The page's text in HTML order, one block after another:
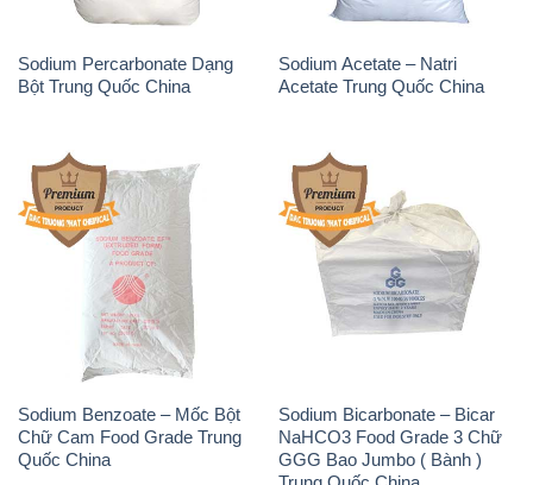
Sodium Benzoate – Mốc Bột
Chữ Cam Food Grade Trung
Quốc China
Sodium Bicarbonate – Bicar
NaHCO3 Food Grade 3 Chữ
GGG Bao Jumbo ( Bành )
Trung Quốc China